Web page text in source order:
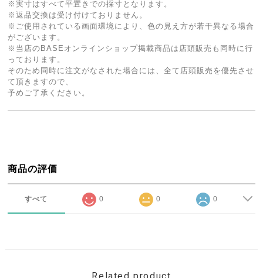
※実寸はすべて平置きでの採寸となります。
※返品交換は受け付けておりません。
※ご使用されている画面環境により、色の見え方が若干異なる場合
がございます。
※当店のBASEオンラインショップ掲載商品は店頭販売も同時に行
っております。
そのため同時に注文がなされた場合には、全て店頭販売を優先させ
て頂きますので、
予めご了承ください。
商品の評価
すべて 0 0 0